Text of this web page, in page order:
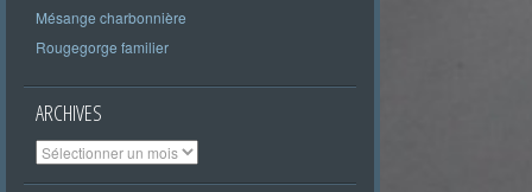
Mésange charbonnière
Rougegorge familier
ARCHIVES
Archives